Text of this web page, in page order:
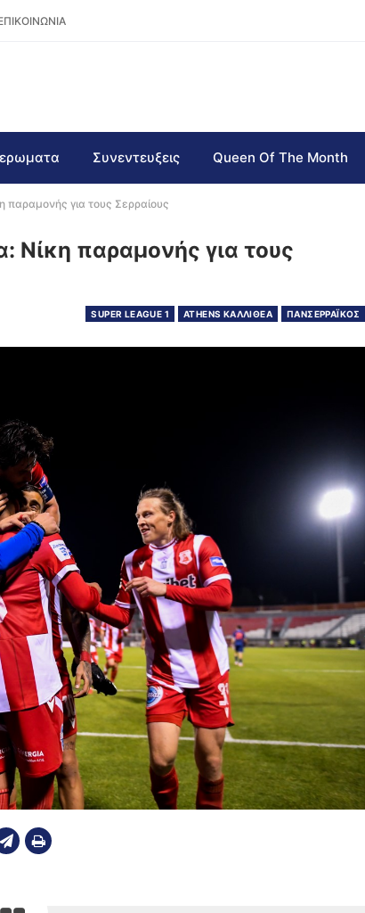
Συνεντευξεις Queen Of The Month
παραμονής για τους Σερραίους
Νίκη παραμονής για τους
SUPER LEAGUE 1 ATHENS ΚΑΛΛΙΘΕΑ ΠΑΝΣΕΡΡΑΪΚΟΣ